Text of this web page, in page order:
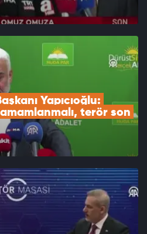
Yapıcıoğlu:
terör son